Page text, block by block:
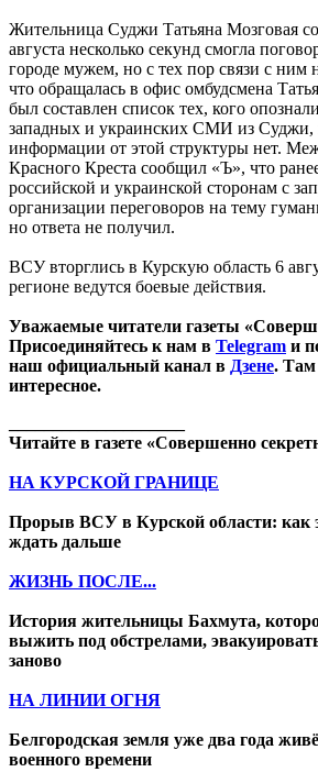
Жительница Суджи Татьяна Мозговая
августа несколько секунд смогла
городе мужем, но с тех пор связи с ним
что обращалась в офис омбудсмена
был составлен список тех, кого
западных и украинских СМИ из Суджи,
информации от этой структуры нет.
Красного Креста сообщил «Ъ», что
российской и украинской сторонам с
организации переговоров на тему
но ответа не получил.
ВСУ вторглись в Курскую область 6
регионе ведутся боевые действия.
Уважаемые читатели газеты
Присоединяйтесь к нам в Telegram и
наш официальный канал в Дзене. Там
интересное.
Читайте в газете «Совершенно
НА КУРСКОЙ ГРАНИЦЕ
Прорыв ВСУ в Курской области: как
ждать дальше
ЖИЗНЬ ПОСЛЕ...
История жительницы Бахмута,
выжить под обстрелами,
заново
НА ЛИНИИ ОГНЯ
Белгородская земля уже два года
военного времени